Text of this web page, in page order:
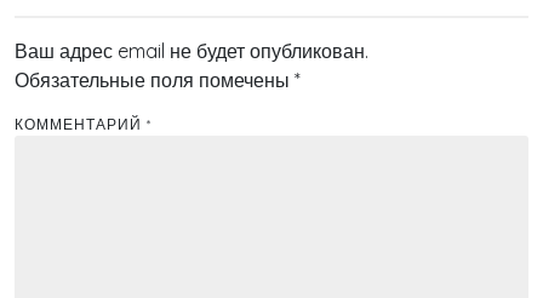
Ваш адрес email не будет опубликован.
Обязательные поля помечены *
КОММЕНТАРИЙ *